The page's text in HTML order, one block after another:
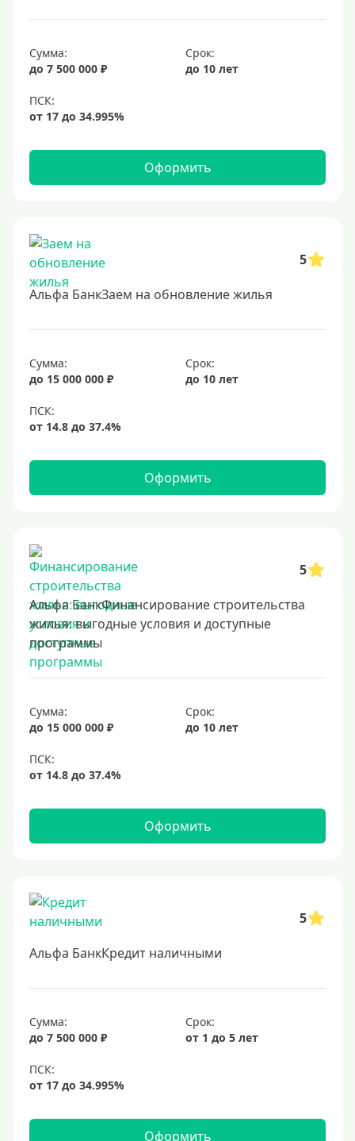
Сумма:
до 7 500 000 ₽
Срок:
до 10 лет
Оформить
5
Альфа БанкЗаем на обновление жилья
Сумма:
до 15 000 000 ₽
Срок:
до 10 лет
Оформить
5
Альфа БанкФинансирование строительства
жилья: выгодные условия и доступные
программы
Сумма:
до 15 000 000 ₽
Срок:
до 10 лет
Оформить
5
Альфа БанкКредит наличными
Сумма:
до 7 500 000 ₽
Срок:
от 1 до 5 лет
Оформить